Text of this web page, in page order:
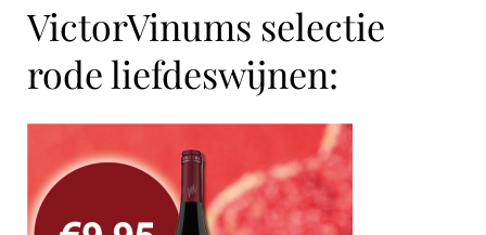
VictorVinums selectie
rode liefdeswijnen: